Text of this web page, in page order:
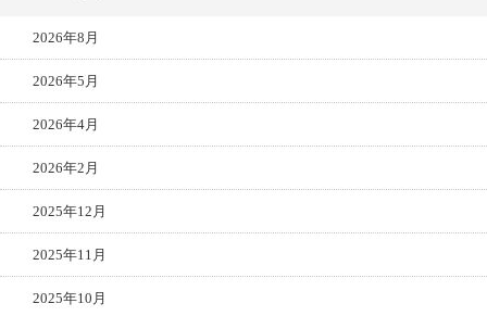
2026年8月
2026年5月
2026年4月
2026年2月
2025年12月
2025年11月
2025年10月